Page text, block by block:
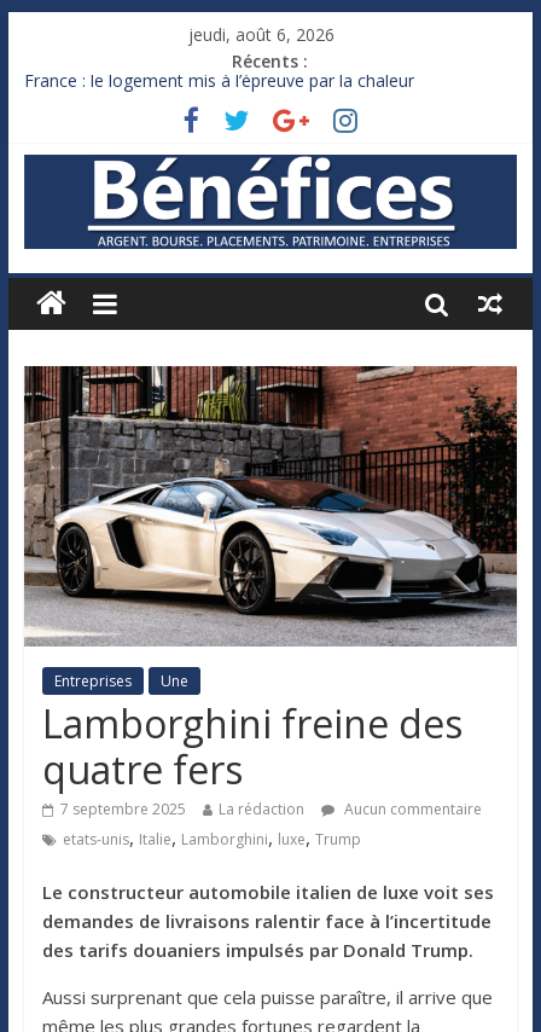
jeudi, août 6, 2026
Récents :
France : le logement mis à l’épreuve par la chaleur
Des milliards de dollars de droits de douane déjà remboursés
Royaume-Uni : Andy Burnham recule sur l’impôt
Xavier Niel, le milliardaire qui ne touche presque rien
Ruée des fortunes russes vers l’étranger
Entreprises Une
Lamborghini freine des
quatre fers
7 septembre 2025 La rédaction
Aucun commentaire
etats-unis, Italie, Lamborghini, luxe, Trump
Le constructeur automobile italien de luxe voit ses
demandes de livraisons ralentir face à l’incertitude
des tarifs douaniers impulsés par Donald Trump.
Aussi surprenant que cela puisse paraître, il arrive que
même les plus grandes fortunes regardent la